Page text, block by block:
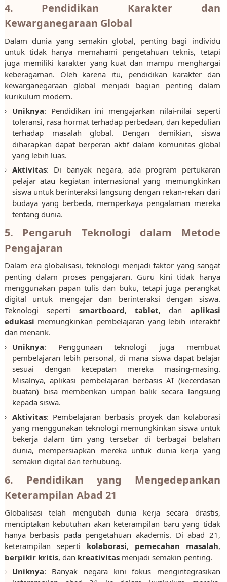
4. Pendidikan Karakter dan
Kewarganegaraan Global
Dalam dunia yang semakin global, penting bagi individu
untuk tidak hanya memahami pengetahuan teknis, tetapi
juga memiliki karakter yang kuat dan mampu menghargai
keberagaman. Oleh karena itu, pendidikan karakter dan
kewarganegaraan global menjadi bagian penting dalam
kurikulum modern.
Uniknya: Pendidikan ini mengajarkan nilai-nilai seperti
toleransi, rasa hormat terhadap perbedaan, dan kepedulian
terhadap masalah global. Dengan demikian, siswa
diharapkan dapat berperan aktif dalam komunitas global
yang lebih luas.
Aktivitas: Di banyak negara, ada program pertukaran
pelajar atau kegiatan internasional yang memungkinkan
siswa untuk berinteraksi langsung dengan rekan-rekan dari
budaya yang berbeda, memperkaya pengalaman mereka
tentang dunia.
5. Pengaruh Teknologi dalam Metode
Pengajaran
Dalam era globalisasi, teknologi menjadi faktor yang sangat
penting dalam proses pengajaran. Guru kini tidak hanya
menggunakan papan tulis dan buku, tetapi juga perangkat
digital untuk mengajar dan berinteraksi dengan siswa.
Teknologi seperti smartboard, tablet, dan aplikasi
edukasi memungkinkan pembelajaran yang lebih interaktif
dan menarik.
Uniknya: Penggunaan teknologi juga membuat
pembelajaran lebih personal, di mana siswa dapat belajar
sesuai dengan kecepatan mereka masing-masing.
Misalnya, aplikasi pembelajaran berbasis AI (kecerdasan
buatan) bisa memberikan umpan balik secara langsung
kepada siswa.
Aktivitas: Pembelajaran berbasis proyek dan kolaborasi
yang menggunakan teknologi memungkinkan siswa untuk
bekerja dalam tim yang tersebar di berbagai belahan
dunia, mempersiapkan mereka untuk dunia kerja yang
semakin digital dan terhubung.
6. Pendidikan yang Mengedepankan
Keterampilan Abad 21
Globalisasi telah mengubah dunia kerja secara drastis,
menciptakan kebutuhan akan keterampilan baru yang tidak
hanya berbasis pada pengetahuan akademis. Di abad 21,
keterampilan seperti kolaborasi, pemecahan masalah,
berpikir kritis, dan kreativitasmenjadi semakin penting.
Uniknya: Banyak negara kini fokus mengintegrasikan